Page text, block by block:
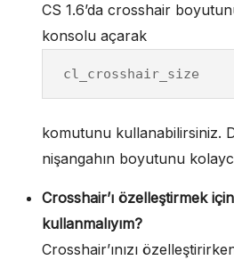
CS 1.6’da crosshair
konsolu açarak
cl_crosshair_size
komutunu kullanabilirsiniz.
nişangahın boyutunu
Crosshair’ı özelleştirmek
kullanmalıyım?
Crosshair’ınızı